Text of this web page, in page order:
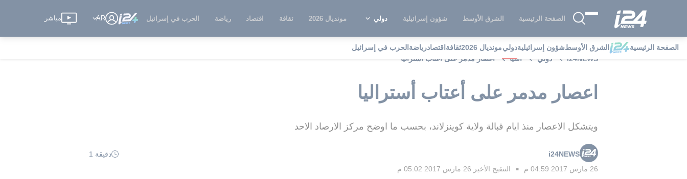
الصفحة الرئيسية الشرق الأوسط شؤون إسرائيلية دولي مونديال 2026 ثقافة اقتصاد رياضة الحرب في إسرائيل AR مباشر
الصفحة الرئيسية الشرق الأوسطشؤون إسرائيليةدوليمونديال 2026 ثقافة اقتصادرياضة الحرب في إسرائيل
i24NEWS
دولي آسيا اعصار مدمر على أعتاب أستراليا
اعصار مدمر على أعتاب أستراليا
ويتشكل الاعصار منذ ايام قبالة ولاية كوينزلاند، بحسب ما اوضح مركز الارصاد الاحد
i24NEWS
دقيقة 1
26 مارس 2017 04:59 م
■ التنقيح الأخير 26 مارس 2017 05:02 م